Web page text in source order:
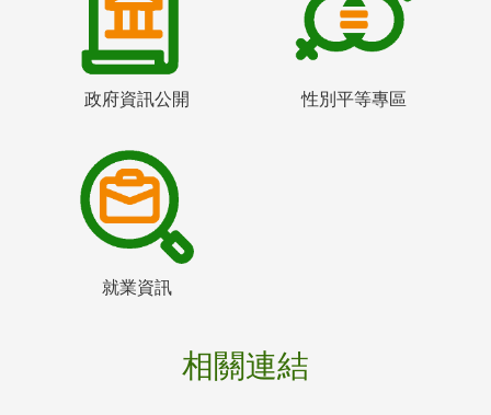
政府資訊公開 性別平等專區
就業資訊
相關連結